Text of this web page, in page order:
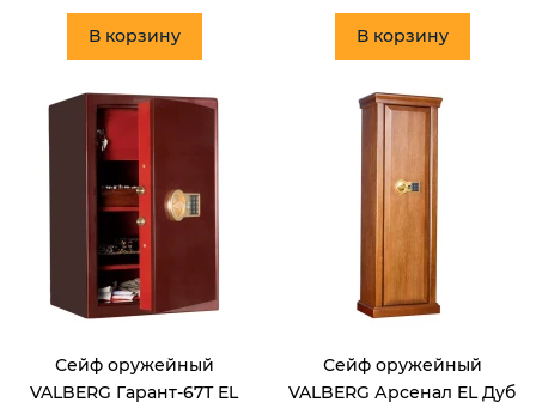
В корзину В корзину
Сейф оружейный
VALBERG Гарант-67Т EL
Сейф оружейный
VALBERG Арсенал EL Дуб